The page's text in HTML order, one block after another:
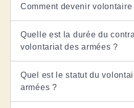
Comment devenir
Quelle est la durée du
volontariat des armées ?
Quel est le statut du
armées ?